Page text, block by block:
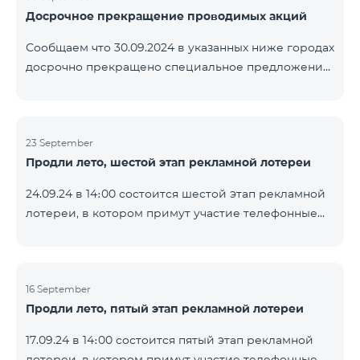
помощью генератора случайных чисел. Следите за
YouTube. Подробнее:
https://www.telecomarmenia.am/ru/B2S
Досрочное прекращение проводимых акций
Сообщаем что 30.09.2024 в указанных ниже городах
досрочно прекращено специальное предложение,
9900. Вайк Чаренцаван Ванадзор
23 September
Продли лето, шестой этап рекламной лотереи
24.09.24 в 14։00 состоится шестой этап рекламной
лотереи, в котором примут участие телефонные
Выигравшие номера телефонов будут выбраны с
помощью генератора случайных чисел. Следите за
YouTube. Подробнее:
16 September
Продли лето, пятый этап рекламной лотереи
17.09.24 в 14։00 состоится пятый этап рекламной